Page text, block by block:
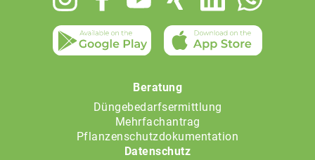
Beratung
Düngebedarfsermittlung
Mehrfachantrag
Pflanzenschutzdokumentation
Datenschutz